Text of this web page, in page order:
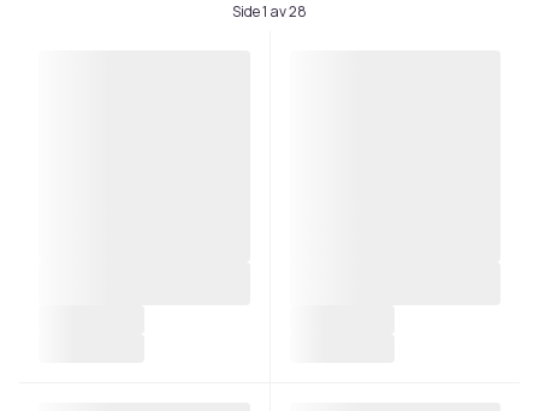
Side 1 av 28